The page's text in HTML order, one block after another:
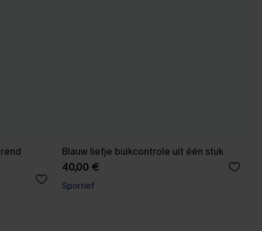
Blauw liefje buikcontrole uit één stuk
40,00 €
Sportief